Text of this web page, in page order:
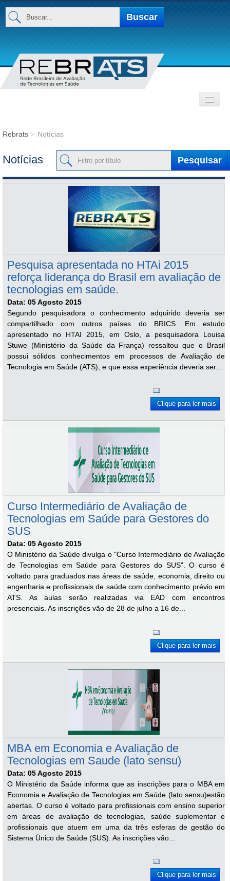
Buscar...
Buscar
Base de Dados
MEMBROS
Rebrats > Notícias
Notícias Pesquisar
Pesquisa apresentada no HTAi 2015
reforça liderança do Brasil em avaliação de
tecnologias em saúde.
Data: 05 Agosto 2015
Segundo pesquisadora o conhecimento adquirido deveria ser
compartilhado com outros países do BRICS. Em estudo
apresentado no HTAI 2015, em Oslo, a pesquisadora Louisa
Stuwe (Ministério da Saúde da França) ressaltou que o Brasil
possui sólidos conhecimentos em processos de Avaliação de
Tecnologia em Saúde (ATS), e que essa experiência deveria ser...
Clique para ler mais
Curso Intermediário de Avaliação de
Tecnologias em Saúde para Gestores do
SUS
Data: 05 Agosto 2015
O Ministério da Saúde divulga o "Curso Intermediário de Avaliação
de Tecnologias em Saúde para Gestores do SUS". O curso é
voltado para graduados nas áreas de saúde, economia, direito ou
engenharia e profissionais de saúde com conhecimento prévio em
ATS. As aulas serão realizadas via EAD com encontros
presenciais. As inscrições vão de 28 de julho a 16 de...
Clique para ler mais
MBA em Economia e Avaliação de
Tecnologias em Saude (lato sensu)
Data: 05 Agosto 2015
O Ministério da Saúde informa que as inscrições para o MBA em
Economia e Avaliação de Tecnologias em Saúde (lato sensu)estão
abertas. O curso é voltado para profissionais com ensino superior
em áreas de avaliação de tecnologias, saúde suplementar e
profissionais que atuem em uma da três esferas de gestão do
Sistema Único de Saúde (SUS). As inscrições vão...
Clique para ler mais